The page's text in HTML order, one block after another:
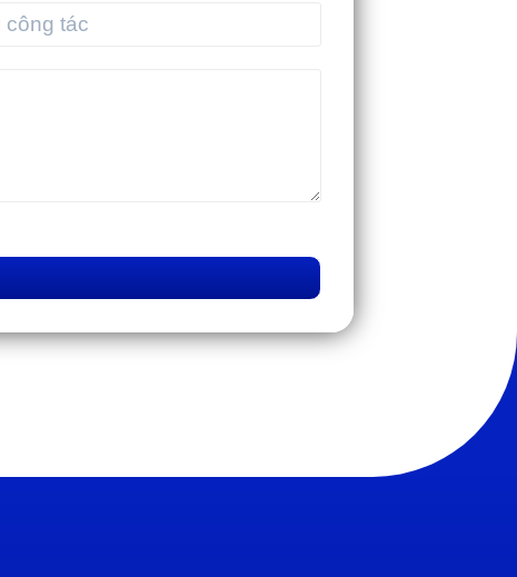
Nên thuê phần mềm
chuyên nghiệp hay tự
riêng
MEKWMS - MEKTMS:
tối ưu vận hành toàn